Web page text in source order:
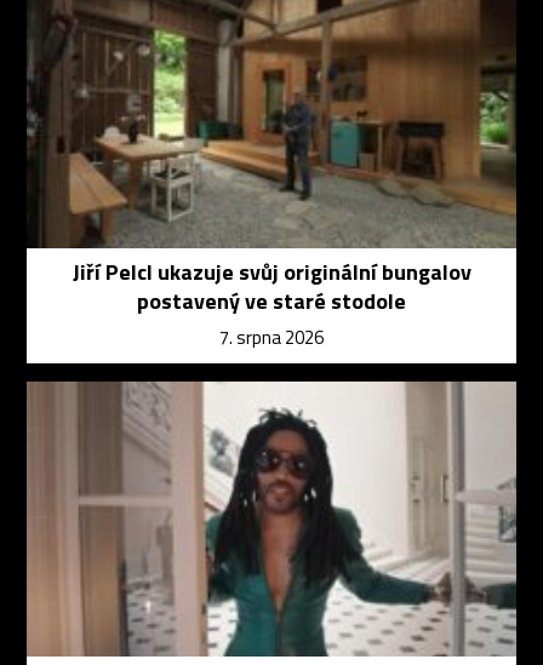
Jiří Pelcl ukazuje svůj originální bungalov
postavený ve staré stodole
7. srpna 2026